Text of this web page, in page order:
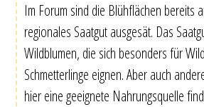
Im Forum sind die Blühflächen bereits
regionales Saatgut ausgesät. Das
Wildblumen, die sich besonders für
Schmetterlinge eignen. Aber auch
hier eine geeignete Nahrungsquelle